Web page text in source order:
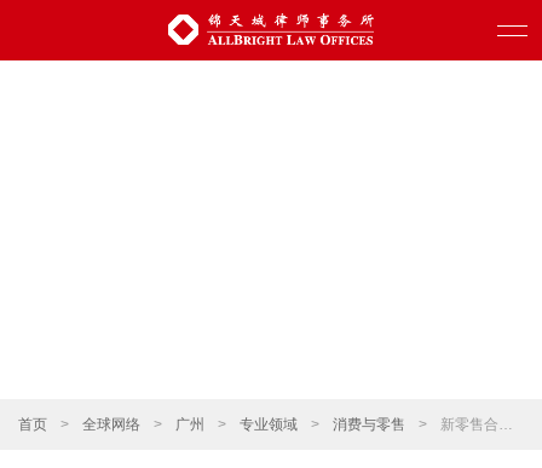
首页 > 全球网络 > 广州 > 专业领域 > 消费与零售 > 新零售合规架构设计